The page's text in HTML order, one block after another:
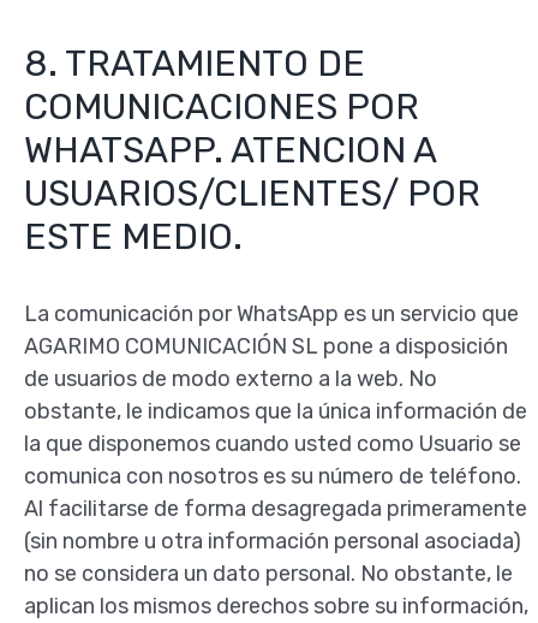
8. TRATAMIENTO DE
COMUNICACIONES POR
WHATSAPP. ATENCION A
USUARIOS/CLIENTES/ POR
ESTE MEDIO.
La comunicación por WhatsApp es un servicio que
AGARIMO COMUNICACIÓN SL pone a disposición
de usuarios de modo externo a la web. No
obstante, le indicamos que la única información de
la que disponemos cuando usted como Usuario se
comunica con nosotros es su número de teléfono.
Al facilitarse de forma desagregada primeramente
(sin nombre u otra información personal asociada)
no se considera un dato personal. No obstante, le
aplican los mismos derechos sobre su información,